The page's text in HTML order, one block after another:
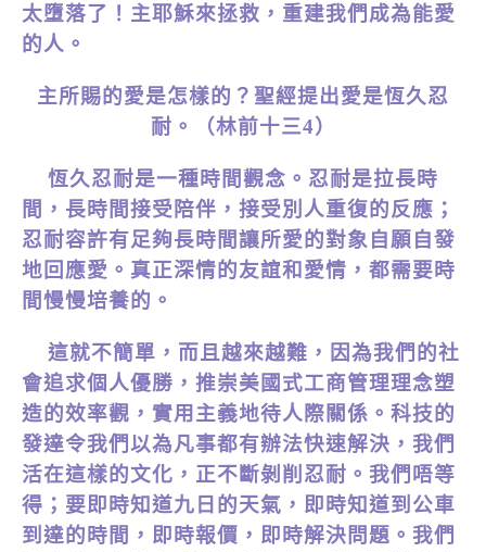
太墮落了！主耶穌來拯救，重建我們成為能愛
的人。
主所賜的愛是怎樣的？聖經提出愛是恆久忍
耐。（林前十三4）
恆久忍耐是一種時間觀念。忍耐是拉長時
間，長時間接受陪伴，接受別人重復的反應；
忍耐容許有足夠長時間讓所愛的對象自願自發
地回應愛。真正深情的友誼和愛情，都需要時
間慢慢培養的。
這就不簡單，而且越來越難，因為我們的社
會追求個人優勝，推崇美國式工商管理理念塑
造的效率觀，實用主義地待人際關係。科技的
發達令我們以為凡事都有辦法快速解決，我們
活在這樣的文化，正不斷剝削忍耐。我們唔等
得；要即時知道九日的天氣，即時知道到公車
到達的時間，即時報價，即時解決問題。我們